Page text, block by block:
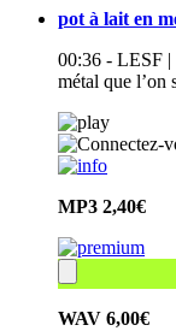
pot à lait en
00:36 - LESF |
métal que l’on
MP3 2,40€
WAV 6,00€